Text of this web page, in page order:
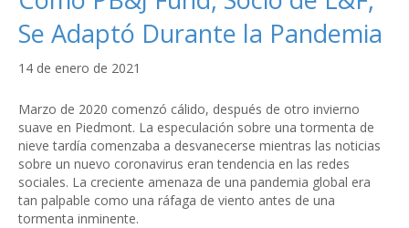
Se Adaptó Durante la Pandemia
14 de enero de 2021
Marzo de 2020 comenzó cálido, después de otro invierno
suave en Piedmont. La especulación sobre una tormenta de
nieve tardía comenzaba a desvanecerse mientras las noticias
sobre un nuevo coronavirus eran tendencia en las redes
sociales. La creciente amenaza de una pandemia global era
tan palpable como una ráfaga de viento antes de una
tormenta inminente.